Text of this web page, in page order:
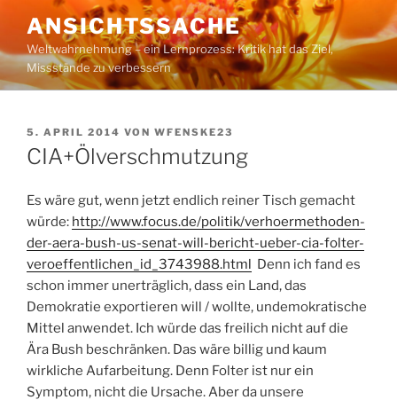
Inhalt
springen
ANSICHTSSACHE
Weltwahrnehmung – ein Lernprozess: Kritik hat das Ziel,
Missstände zu verbessern
VERÖFFENTLICHT
AM
5. APRIL 2014 VON WFENSKE23
CIA+Ölverschmutzung
Es wäre gut, wenn jetzt endlich reiner Tisch gemacht
würde: http://www.focus.de/politik/verhoermethoden-
der-aera-bush-us-senat-will-bericht-ueber-cia-folter-
veroeffentlichen_id_3743988.html Denn ich fand es
schon immer unerträglich, dass ein Land, das
Demokratie exportieren will / wollte, undemokratische
Mittel anwendet. Ich würde das freilich nicht auf die
Ära Bush beschränken. Das wäre billig und kaum
wirkliche Aufarbeitung. Denn Folter ist nur ein
Symptom, nicht die Ursache. Aber da unsere